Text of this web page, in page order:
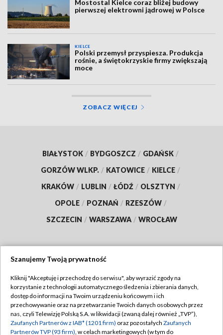
Mostostal Kielce coraz bliżej budowy
pierwszej elektrowni jądrowej w Polsce
KIELCE
Polski przemysł przyspiesza. Produkcja
rośnie, a świętokrzyskie firmy zwiększają
moce
ZOBACZ WIĘCEJ
BIAŁYSTOK / BYDGOSZCZ / GDAŃSK /
GORZÓW WLKP. / KATOWICE / KIELCE /
KRAKÓW / LUBLIN / ŁÓDŹ / OLSZTYN /
OPOLE / POZNAŃ / RZESZÓW /
SZCZECIN / WARSZAWA / WROCŁAW
TVP
Abonament TVP
Emisja w TVP
Regulamin TVP
Polityka prywatności
Szanujemy Twoją prywatność
Kliknij "Akceptuję i przechodzę do serwisu", aby wyrazić zgody na
korzystanie z technologii automatycznego śledzenia i zbierania danych,
dostęp do informacji na Twoim urządzeniu końcowym i ich
przechowywanie oraz na przetwarzanie Twoich danych osobowych przez
nas, czyli Telewizję Polską S.A. w likwidacji (zwaną dalej również „TVP”),
Zaufanych Partnerów z IAB* (1201 firm) oraz pozostałych Zaufanych
Partnerów TVP (93 firm), w celach marketingowych (w tym do